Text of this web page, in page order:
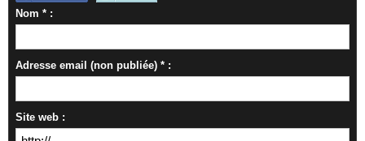
Nom * :
Adresse email (non publiée) * :
Site web :